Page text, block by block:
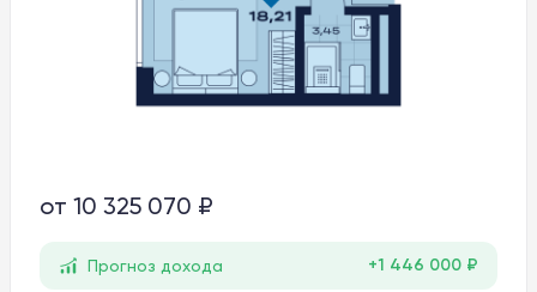
от 10 325 070 ₽
Прогноз дохода +1 446 000 ₽